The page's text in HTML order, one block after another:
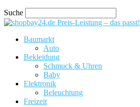
Suche
Preis-Leistung – das passt!
Baumarkt
Auto
Bekleidung
Schmuck & Uhren
Baby
Elektronik
Beleuchtung
Freizeit